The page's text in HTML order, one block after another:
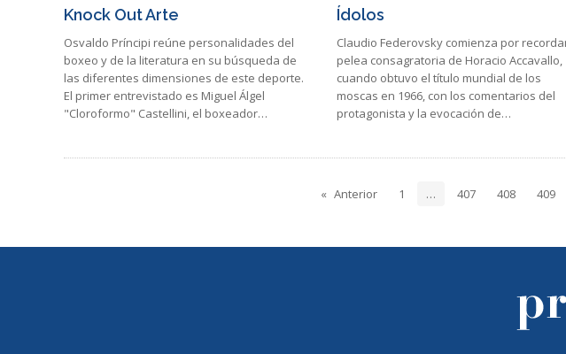
Knock Out Arte
Osvaldo Príncipi reúne personalidades del
boxeo y de la literatura en su búsqueda de
las diferentes dimensiones de este deporte.
El primer entrevistado es Miguel Álgel
"Cloroformo" Castellini, el boxeador…
Ídolos
Claudio Federovsky comienza por
pelea consagratoria de Horacio Accavallo,
cuando obtuvo el título mundial de los
moscas en 1966, con los comentarios del
protagonista y la evocación de…
Anterior 1 … 407 408 409